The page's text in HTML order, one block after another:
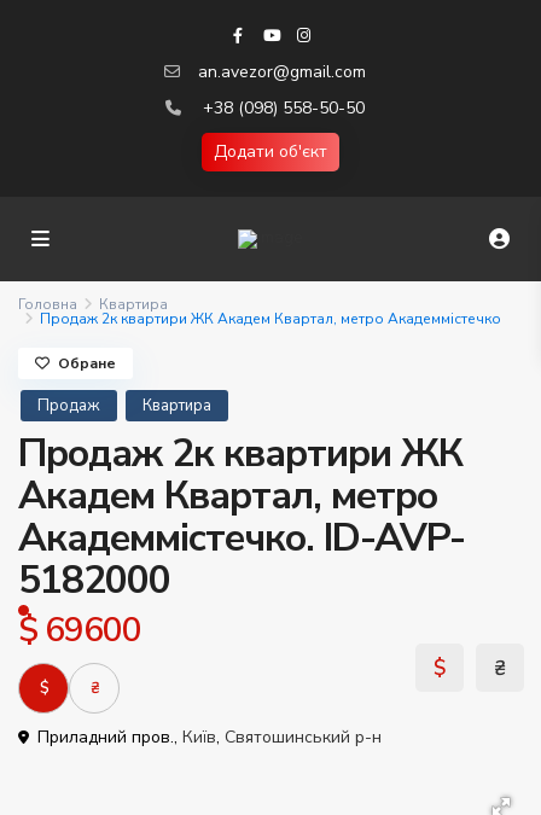
an.avezor@gmail.com
+38 (098) 558-50-50
Додати об'єкт
Головна Квартира
Продаж 2к квартири ЖК Академ Квартал, метро Академмістечко
Продаж Квартира
Продаж 2к квартири ЖК
Академ Квартал, метро
Академмістечко. ID-AVP-
5182000
$ 69600
$ ₴
Приладний пров., Київ, Святошинський р-н
Обране
$ ₴